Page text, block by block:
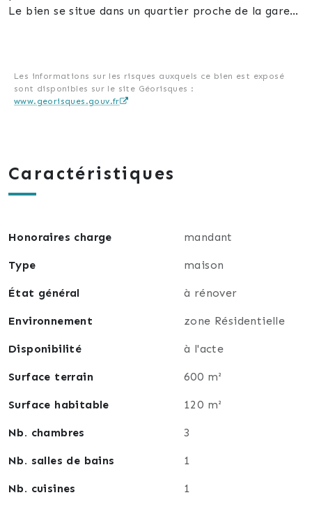
Le bien se situe dans un quartier proche de la gare
Les informations sur les risques auxquels ce bien est exposé
sont disponibles sur le site Géorisques :
www.georisques.gouv.fr
Caractéristiques
Honoraires charge mandant
Type maison
État général à rénover
Environnement zone Résidentielle
Disponibilité à l'acte
Surface terrain 600 m²
Surface habitable 120 m²
Nb. chambres 3
Nb. salles de bains 1
Nb. cuisines 1